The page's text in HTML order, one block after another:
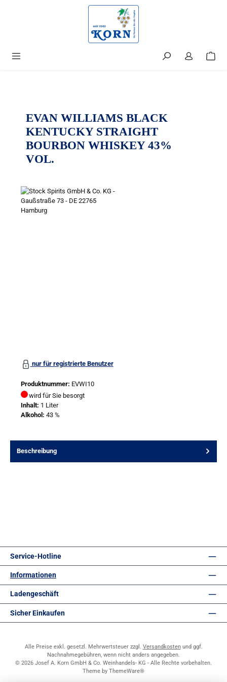
EVAN WILLIAMS BLACK
KENTUCKY STRAIGHT
BOURBON WHISKEY 43%
VOL.
nur für registrierte Benutzer
Produktnummer: EVWI10
wird für Sie besorgt
Inhalt: 1 Liter
Alkohol: 43 %
Beschreibung
Service-Hotline
Informationen
Ladengeschäft
Sicher Einkaufen
Alle Preise exkl. gesetzl. Mehrwertsteuer zzgl. Versandkostenund ggf.
Nachnahmegebühren, wenn nicht anders angegeben.
© 2026 Josef A. Korn GmbH & Co. Weinhandels- KG - Alle Rechte vorbehalten.
Theme by ThemeWare®